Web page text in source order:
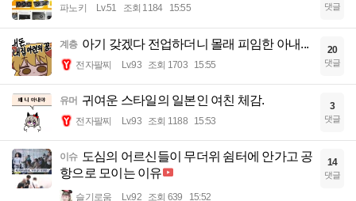
파노키 Lv.51 조회 1184 15:55 댓글
계층 아기 갖겠다 전업하더니 몰래 피임한 아내...
전자팔찌 Lv.93 조회 1703 15:55
20
댓글
유머 귀여운 스타일의 일본인 여친 체감.
전자팔찌 Lv.93 조회 1188 15:53
3
댓글
이슈 도심의 어르신들이 무더위 쉼터에 안가고 공
항으로 모이는 이유
슬기로움 Lv.92 조회 639 15:52
14
댓글